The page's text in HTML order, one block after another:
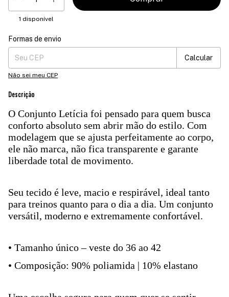
1 disponível
Entregas para o CEP:
Formas de envio
Calcular
Não sei meu CEP
Descrição
O Conjunto Letícia foi pensado para quem busca
conforto absoluto sem abrir mão do estilo. Com
modelagem que se ajusta perfeitamente ao corpo,
ele não marca, não fica transparente e garante
liberdade total de movimento.
Seu tecido é leve, macio e respirável, ideal tanto
para treinos quanto para o dia a dia. Um conjunto
versátil, moderno e extremamente confortável.
• Tamanho único – veste do 36 ao 42
• Composição: 90% poliamida | 10% elastano